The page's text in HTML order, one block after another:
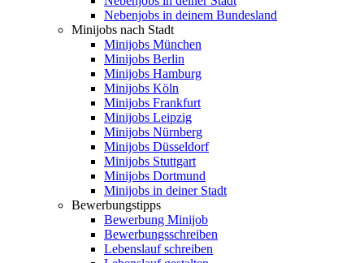
Nebenjobs in deinem Bundesland
Minijobs nach Stadt
Minijobs München
Minijobs Berlin
Minijobs Hamburg
Minijobs Köln
Minijobs Frankfurt
Minijobs Leipzig
Minijobs Nürnberg
Minijobs Düsseldorf
Minijobs Stuttgart
Minijobs Dortmund
Minijobs in deiner Stadt
Bewerbungstipps
Bewerbung Minijob
Bewerbungsschreiben
Lebenslauf schreiben